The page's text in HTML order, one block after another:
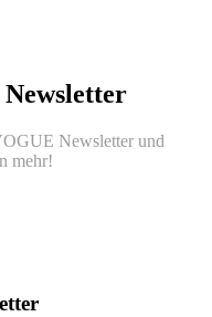
Newsletter und
mehr!